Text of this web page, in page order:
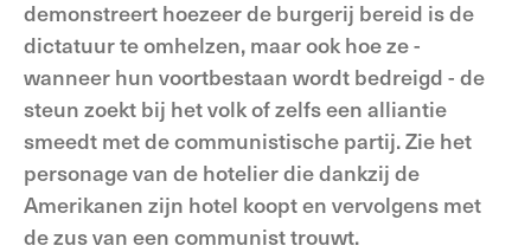
demonstreert hoezeer de burgerij bereid is de
dictatuur te omhelzen, maar ook hoe ze -
wanneer hun voortbestaan wordt bedreigd - de
steun zoekt bij het volk of zelfs een alliantie
smeedt met de communistische partij. Zie het
personage van de hotelier die dankzij de
Amerikanen zijn hotel koopt en vervolgens met
de zus van een communist trouwt.